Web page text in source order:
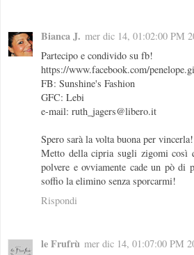
Bianca J. mer dic 14, 01:02:00 PM
Partecipo e condivido su fb!
https://www.facebook.com/
FB: Sunshine's Fashion
GFC: Lebi
e-mail: ruth_jagers@libero.it
Spero sarà la volta buona per
Metto della cipria sugli zigomi così
polvere e ovviamente cade un pò di
soffio la elimino senza sporcarmi!
Rispondi
le Frufrù mer dic 14, 01:07:00 PM